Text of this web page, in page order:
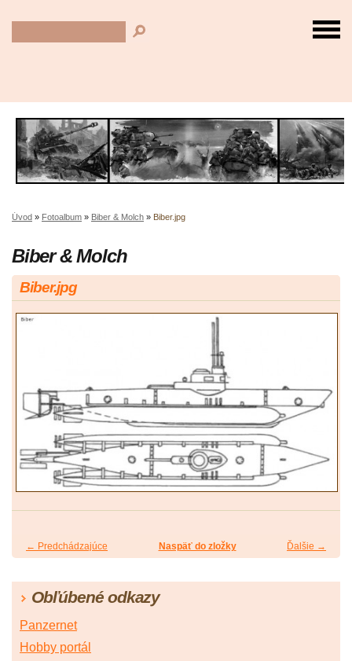
Úvod » Fotoalbum » Biber & Molch » Biber.jpg
Biber & Molch
Biber.jpg
← Predchádzajúce Ďalšie →
Naspäť do zložky
Obľúbené odkazy
Panzernet
Hobby portál